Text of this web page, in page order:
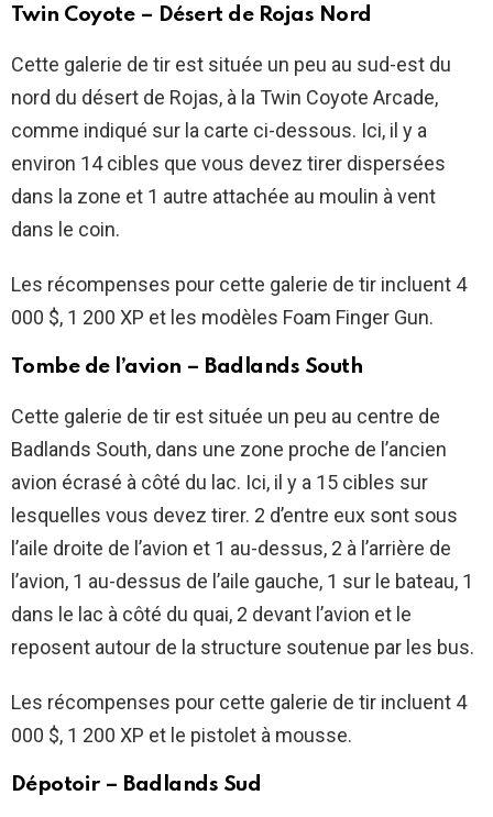
Twin Coyote – Désert de Rojas Nord
Cette galerie de tir est située un peu au sud-est du
nord du désert de Rojas, à la Twin Coyote Arcade,
comme indiqué sur la carte ci-dessous. Ici, il y a
environ 14 cibles que vous devez tirer dispersées
dans la zone et 1 autre attachée au moulin à vent
dans le coin.
Les récompenses pour cette galerie de tir incluent 4
000 $, 1 200 XP et les modèles Foam Finger Gun.
Tombe de l’avion – Badlands South
Cette galerie de tir est située un peu au centre de
Badlands South, dans une zone proche de l’ancien
avion écrasé à côté du lac. Ici, il y a 15 cibles sur
lesquelles vous devez tirer. 2 d’entre eux sont sous
l’aile droite de l’avion et 1 au-dessus, 2 à l’arrière de
l’avion, 1 au-dessus de l’aile gauche, 1 sur le bateau, 1
dans le lac à côté du quai, 2 devant l’avion et le
reposent autour de la structure soutenue par les bus.
Les récompenses pour cette galerie de tir incluent 4
000 $, 1 200 XP et le pistolet à mousse.
Dépotoir – Badlands Sud